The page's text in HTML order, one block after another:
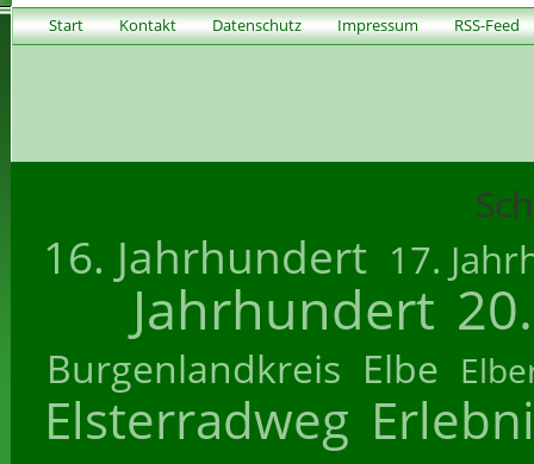
Start Kontakt Datenschutz Impressum RSS-Feed
16. Jahrhundert 17.
Jahrhundert
Burgenlandkreis Elbe
Elsterradweg